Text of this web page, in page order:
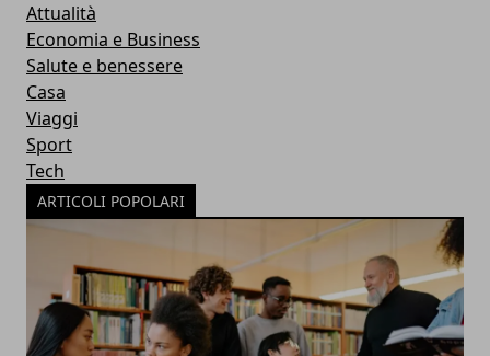
Attualità
Economia e Business
Salute e benessere
Casa
Viaggi
Sport
Tech
ARTICOLI POPOLARI